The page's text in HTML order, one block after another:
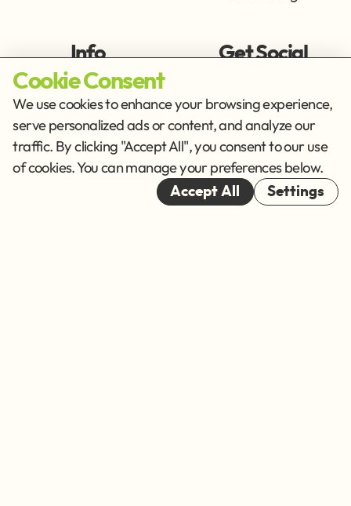
Info
Imprint
Privacy Policy
Terms of Service
Get Social
Cookies
© 2026
Cookie Consent
We use cookies to enhance your browsing experience,
serve personalized ads or content, and analyze our
traffic. By clicking "Accept All", you consent to our use
of cookies. You can manage your preferences below.
Accept All Settings